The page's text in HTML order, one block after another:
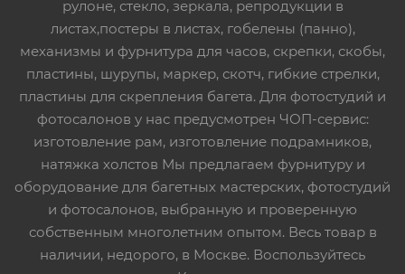
рулоне, стекло, зеркала, репродукции в
листах,постеры в листах, гобелены (панно),
механизмы и фурнитура для часов, скрепки, скобы,
пластины, шурупы, маркер, скотч, гибкие стрелки,
пластины для скрепления багета. Для фотостудий и
фотосалонов у нас предусмотрен ЧОП-сервис:
изготовление рам, изготовление подрамников,
натяжка холстов Мы предлагаем фурнитуру и
оборудование для багетных мастерских, фотостудий
и фотосалонов, выбранную и проверенную
собственным многолетним опытом. Весь товар в
наличии, недорого, в Москве. Воспользуйтесь